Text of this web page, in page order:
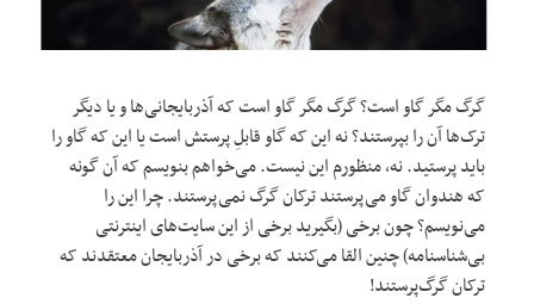
گرگ مگر گاو است؟ گرگ مگر گاو است که آذربایجانی‌ها و یا دیگر
ترک‌ها آن را بپرستند؟ نه این که گاو قابلِ پرستش است یا این که گاو را
باید پرستید. نه، منظورم این نیست. می‌خواهم بنویسم که آن گونه
که هندوان گاو می‌پرستند ترکان گرگ نمی‌پرستند. چرا این را
می‌نویسم؟ چون برخی (بگیرید برخی از این سایت‌های اینترنتی
بی‌شناسنامه) چنین القا می‌کنند که برخی در آذربایجان معتقدند که
ترکان گرگ‌پرستند!